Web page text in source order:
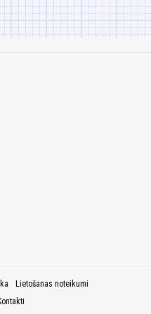
Lietošanas noteikumi